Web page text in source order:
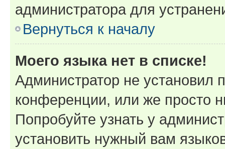
администратора для
Вернуться к началу
Моего языка нет в списке!
Администратор не установил
конференции, или же просто
Попробуйте узнать у
установить нужный вам